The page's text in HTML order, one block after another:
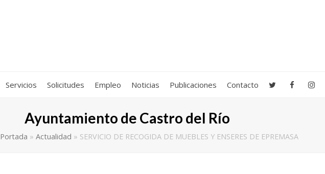
Servicios Solicitudes Empleo Noticias Publicaciones Contacto
Ayuntamiento de Castro del Río
Portada » Actualidad » SERVICIO DE RECOGIDA DE MUEBLES Y ENSERES DE EPREMASA